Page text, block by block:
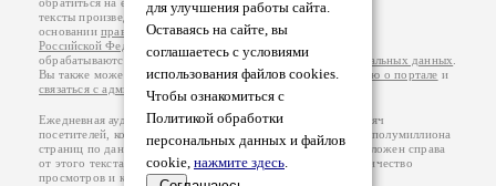
для улучшения работы сайта.
Оставаясь на сайте, вы
соглашаетесь с условиями
использования файлов cookies.
Чтобы ознакомиться с
Политикой обработки
персональных данных и файлов
cookie, нажмите здесь.
обратиться на его авторской странице. Ответственность за
тексты произведений авторы несут самостоятельно на
основанииправил публикацииизаконодательства
Российской Федерации
обрабатываются на основанииПолитики обработки персональных данных
Вы также можете посмотреть более подробнуюинформацию о портале и
связаться с администрацией
Ежедневная аудитория портала Проза.ру – порядка 100 тысяч
посетителей, которые в общей сумме просматривают более полумиллиона
страниц по данным счетчика посещаемости, который расположен справа
от этого текста. В каждой графе указано по две цифры: количество
просмотров и количество посетителей.